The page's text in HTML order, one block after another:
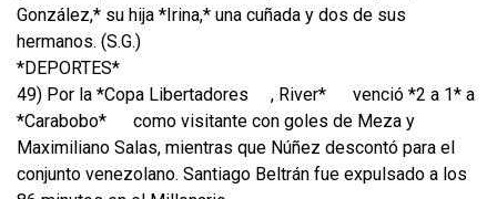
González,* su hija *Irina,* una cuñada y dos de sus
hermanos. (S.G.)
*DEPORTES*
49) Por la *Copa Libertadores
, River*
venció *2 a 1* a
*Carabobo*
como visitante con goles de Meza y
Maximiliano Salas, mientras que Núñez descontó para el
conjunto venezolano. Santiago Beltrán fue expulsado a los